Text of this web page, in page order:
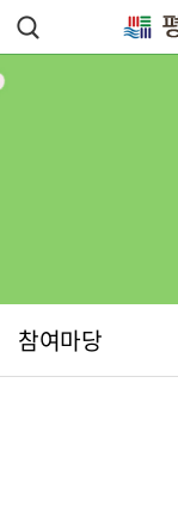
참여마당